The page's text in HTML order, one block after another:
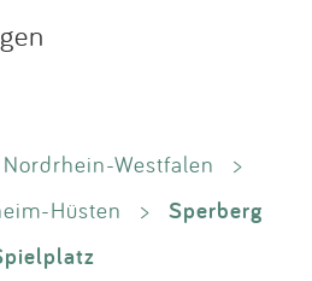
Nordrhein-Westfalen
>
Hüsten >
Sperberg